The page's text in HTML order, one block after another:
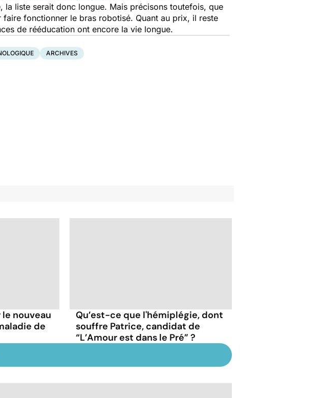
la liste serait donc longue. Mais précisons toutefois, que
fonctionner le bras robotisé. Quant au prix, il reste
de rééducation ont encore la vie longue.
ARCHIVES
nouveau
de
Qu’est-ce que l'hémiplégie, dont
souffre Patrice, candidat de
“L’Amour est dans le Pré” ?